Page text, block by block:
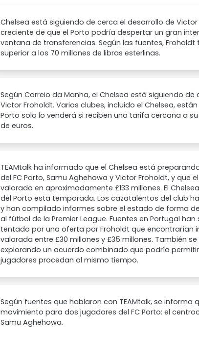
Chelsea está siguiendo de cerca el desarrollo de
creciente de que el Porto podría despertar un gran
ventana de transferencias. Según las fuentes, Froholdt
superior a los 70 millones de libras esterlinas.
Según Correio da Manha, el Chelsea está siguiendo
Victor Froholdt. Varios clubes, incluido el Chelsea,
Porto solo lo venderá si reciben una tarifa cercana a
de euros.
TEAMtalk ha informado que el Chelsea está
del FC Porto, Samu Aghehowa y Victor Froholdt, y
valorado en aproximadamente £133 millones. El
del Porto esta temporada. Los cazatalentos del club
y han compilado informes sobre el estado de forma
al fútbol de la Premier League. Fuentes en Portugal
tentado por una oferta por Froholdt que encontrarían
valorada entre £30 millones y £35 millones. También
explorando un acuerdo combinado que podría
jugadores procedan al mismo tiempo.
Según fuentes que hablaron con TEAMtalk, se informa
movimiento para dos jugadores del FC Porto: el
Samu Aghehowa.